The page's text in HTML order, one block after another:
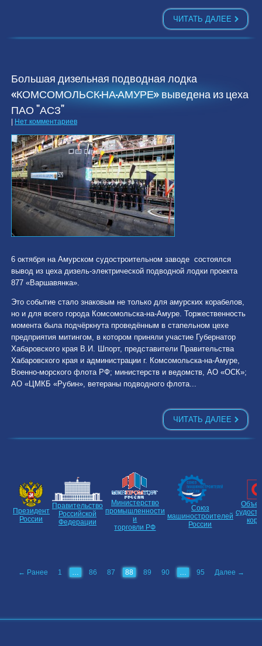
ЧИТАТЬ ДАЛЕЕ
Большая дизельная подводная лодка
«КОМСОМОЛЬСК-НА-АМУРЕ» выведена из цеха
ПАО "АСЗ"
| Нет комментариев
6 октября на Амурском судостроительном заводе состоялся
вывод из цеха дизель-электрической подводной лодки проекта
877 «Варшавянка».
Это событие стало знаковым не только для амурских корабелов,
но и для всего города Комсомольска-на-Амуре. Торжественность
момента была подчёркнута проведённым в стапельном цехе
предприятия митингом, в котором приняли участие Губернатор
Хабаровского края В.И. Шпорт, представители Правительства
Хабаровского края и администрации г. Комсомольска-на-Амуре,
Военно-морского флота РФ; министерств и ведомств, АО «ОСК»;
АО «ЦМКБ «Рубин», ветераны подводного флота...
ЧИТАТЬ ДАЛЕЕ
Президент
России
Правительство
Российской
Федерации
Министерство
промышленности
и
торговли РФ
Союз
машиностроителей
России
← Ранее 1 86 87 88 89 90 95 Далее →